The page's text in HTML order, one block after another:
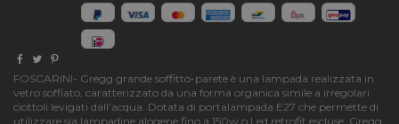
FOSCARINI- Gregg grande soffitto-parete è una lampada realizzata in
vetro soffiato, caratterizzato da una forma organica simile a irregolari
ciottoli levigati dall’acqua. Dotata di portalampada E27 che permette di
utilizzare sia lampadine alogene fino a 150w o Led retrofit escluse, Gregg,